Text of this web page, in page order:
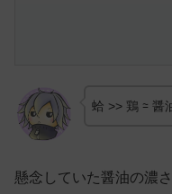
蛤 >> 鶏 ≃ 醤
懸念していた醤油の濃